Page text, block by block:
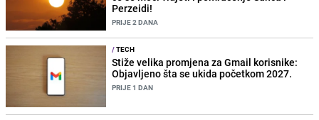
Perzeidi!
PRIJE 2 DANA
/TECH
Stiže velika promjena za Gmail korisnike:
Objavljeno šta se ukida početkom 2027.
PRIJE 1 DAN